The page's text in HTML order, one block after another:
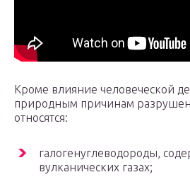
Кроме влияние человеческой
природным причинам
относятся:
галогенуглеводороды,
вулканических газах;